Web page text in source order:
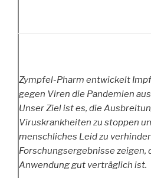
Zympfel-Pharm entwickelt
gegen Viren die Pandemien
Unser Ziel ist es, die
Viruskrankheiten zu stoppen
menschliches Leid zu
Forschungsergebnisse zeigen,
Anwendung gut verträglich ist.